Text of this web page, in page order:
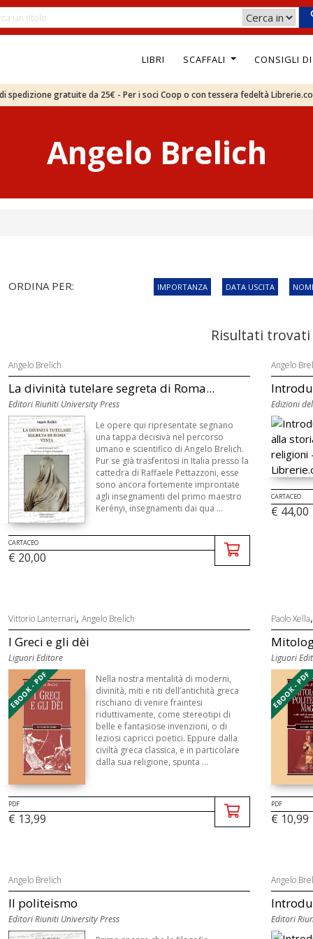
LIBRI SCAFFALI CONSIGLI
spedizione gratuite da 25€ - Per i soci Coop o con tessera fedeltà
Angelo Brelich
ORDINA PER: IMPORTANZA DATA USCITA
Risultati trovati
Angelo Brelich
La divinità tutelare segreta di Roma...
Editori Riuniti University Press
Le opere qui ripresentate segnano
una tappa decisiva nel percorso
umano e scientifico di Angelo Brelich.
Pur se già trasferitosi in Italia presso la
cattedra di Raffaele Pettazzoni, esse
sono ancora fortemente improntate
agli insegnamenti del primo maestro
Kerényi, insegnamenti dai qua ...
CARTACEO
€ 20,00
Angelo
Edizioni
CARTACEO
€ 44,00
Vittorio Lanternari, Angelo Brelich
I Greci e gli dèi
Liguori Editore
EBOOK - PDF
Nella nostra mentalità di moderni,
divinità, miti e riti dell’antichità greca
rischiano di venire fraintesi
riduttivamente, come stereotipi di
belle e fantasiose invenzioni, o di
leziosi capricci poetici. Eppure dalla
civiltà greca classica, e in particolare
dalla sua religione, spunta ...
PDF
€ 13,99
Paolo Xella
Liguori
EBOOK - PDF
PDF
€ 10,99
Angelo Brelich
Il politeismo
Editori Riuniti University Press
Angelo
Editori